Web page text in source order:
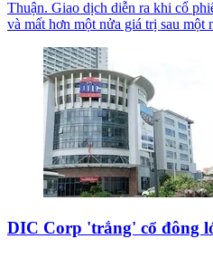
Thuận. Giao dịch diễn ra khi cổ
và mất hơn một nửa giá trị sau một
DIC Corp 'trắng' cổ đông